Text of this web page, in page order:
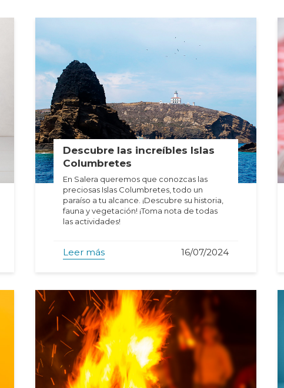
Descubre las increíbles Islas
Columbretes
En Salera queremos que conozcas las
preciosas Islas Columbretes, todo un
paraíso a tu alcance. ¡Descubre su historia,
fauna y vegetación! ¡Toma nota de todas
las actividades!
Leer más 16/07/2024